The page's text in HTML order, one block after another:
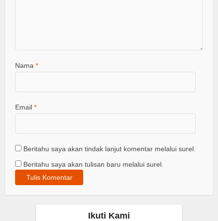
Nama*
Email*
Beritahu saya akan tindak lanjut komentar melalui surel.
Beritahu saya akan tulisan baru melalui surel.
Ikuti Kami